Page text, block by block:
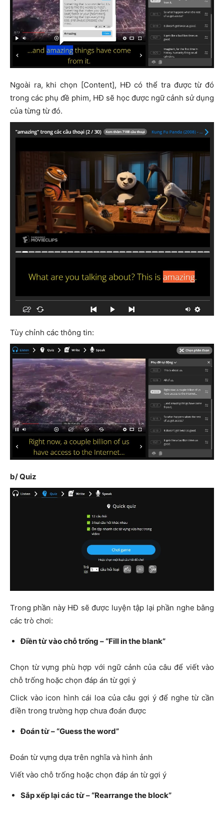
Ngoài ra, khi chọn [Content], HĐ có thể tra được từ đó
trong các phụ đề phim, HĐ sẽ học được ngữ cảnh sử dụng
của từng từ đó.
Tùy chỉnh các thông tin:
b/ Quiz
Trong phần này HĐ sẽ được luyện tập lại phần nghe bằng
các trò chơi:
Điền từ vào chỗ trống – “Fill in the blank”
Chọn từ vựng phù hợp với ngữ cảnh của câu để viết vào
chỗ trống hoặc chọn đáp án từ gợi ý
Click vào icon hình cái loa của câu gợi ý để nghe từ cần
điền trong trường hợp chưa đoán được
Đoán từ – “Guess the word”
Đoán từ vựng dựa trên nghĩa và hình ảnh
Viết vào chỗ trống hoặc chọn đáp án từ gợi ý
Sắp xếp lại các từ – “Rearrange the block”